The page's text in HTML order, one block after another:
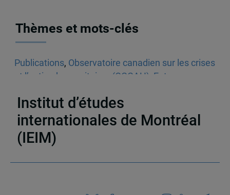
Thèmes et mots-clés
Publications, Observatoire canadien sur les crises
et l’action humanitaires (OCCAH) Entrevues
Institut d’études
internationales de Montréal
(IEIM)